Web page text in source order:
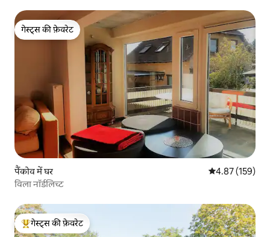
गेस्ट्स की फ़ेवरेट
गेस्ट्स की फ़ेवरेट
पैंकोव में घर औसत रेटिंग 5 में से
4.87 (159)
विला नॉर्डलिच्ट
गेस्ट्स का टॉप फ़ेवरेट
गेस्ट्स की फ़ेवरेट